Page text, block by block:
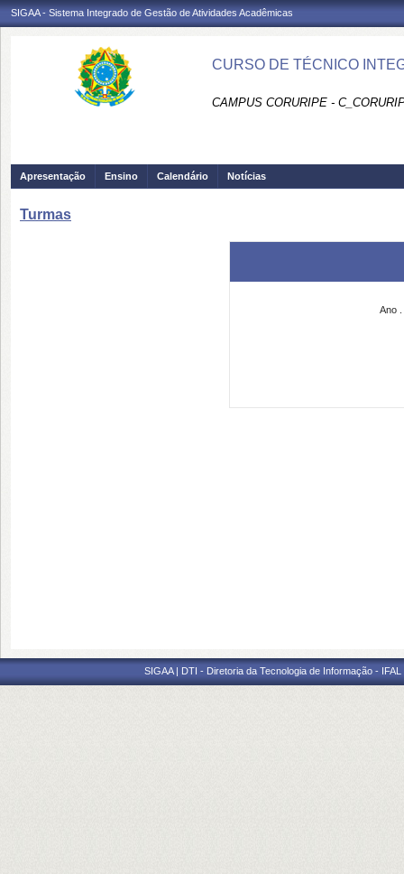
SIGAA - Sistema Integrado de Gestão de Atividades Acadêmicas
CURSO DE TÉCNICO
CAMPUS CORURIPE -
Apresentação Ensino Calendário Notícias
Turmas
Ano
SIGAA | DTI - Diretoria da Tecnologia de Informação -